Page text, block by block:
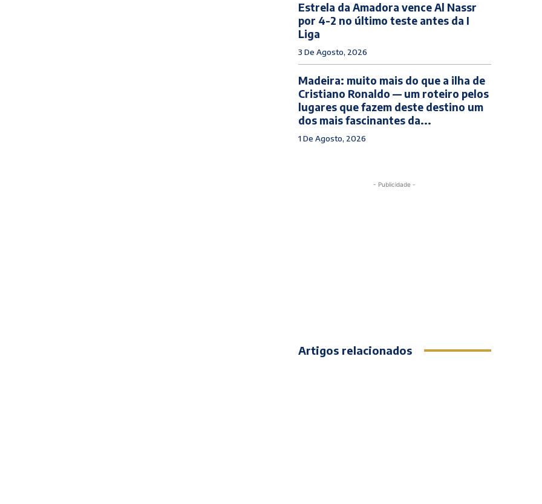
Estrela da Amadora vence Al Nassr
por 4-2 no último teste antes da I
Liga
3 De Agosto, 2026
Madeira: muito mais do que a ilha de
Cristiano Ronaldo — um roteiro pelos
lugares que fazem deste destino um
dos mais fascinantes da...
1 De Agosto, 2026
- Publicidade -
Artigos relacionados